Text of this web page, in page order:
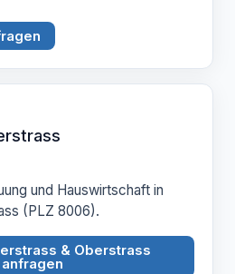
und Hauswirtschaft in
(PLZ 8006).
& Oberstrass
anfragen